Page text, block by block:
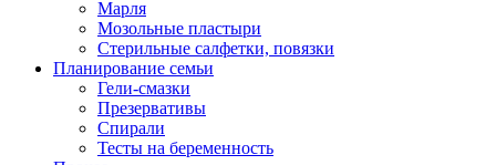
Марля
Мозольные пластыри
Стерильные салфетки, повязки
Планирование семьи
Гели-смазки
Презервативы
Спирали
Тесты на беременность